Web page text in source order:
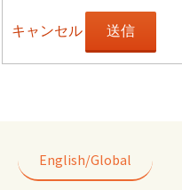
キャンセル 送信
English/Global